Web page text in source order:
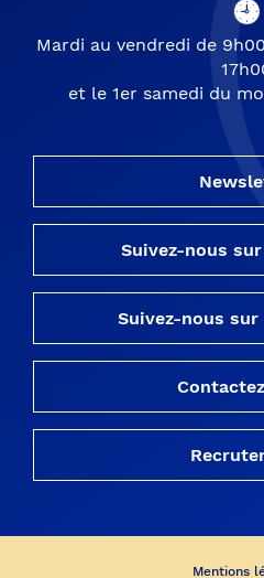
Mardi au vendredi de
et le 1er samedi du
Suivez-nous sur
Suivez-nous sur
Mentions